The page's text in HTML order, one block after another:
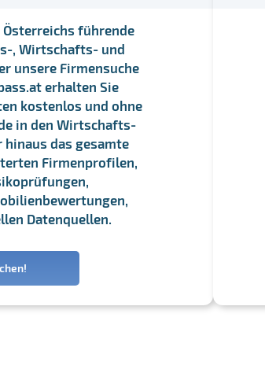
führende
, Wirtschafts- und
unsere Firmensuche
erhalten Sie
kostenlos und ohne
in den Wirtschafts-
hinaus das gesamte
Firmenprofilen,
Datenquellen.